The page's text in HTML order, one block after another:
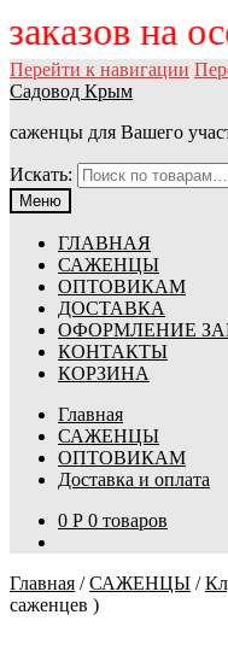
заказов на
Перейти к навигации
Садовод Крым
саженцы для Вашего
Искать:
Меню
ГЛАВНАЯ
САЖЕНЦЫ
ОПТОВИКАМ
ДОСТАВКА
ОФОРМЛЕНИЕ
КОНТАКТЫ
КОРЗИНА
Главная
САЖЕНЦЫ
ОПТОВИКАМ
Доставка и оплата
0 Р 0 товаров
Главная /САЖЕНЦЫ /
саженцев )